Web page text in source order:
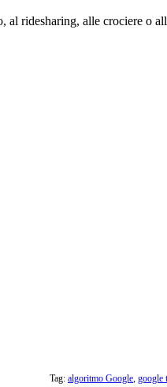
al ridesharing, alle crociere o
Tag: algoritmo Google google